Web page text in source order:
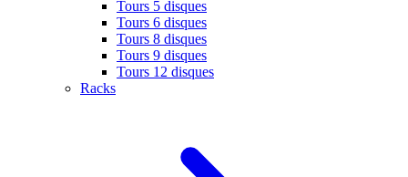
Tours 5 disques
Tours 6 disques
Tours 8 disques
Tours 9 disques
Tours 12 disques
Racks